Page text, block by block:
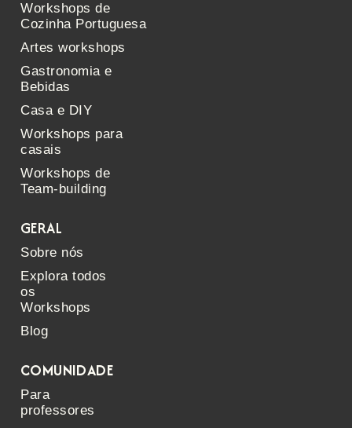
Workshops de
Cozinha Portuguesa
Artes workshops
Gastronomia e
Bebidas
Casa e DIY
Workshops para
casais
Workshops de
Team-building
GERAL
Sobre nós
Explora todos
os
Workshops
Blog
COMUNIDADE
Para
professores